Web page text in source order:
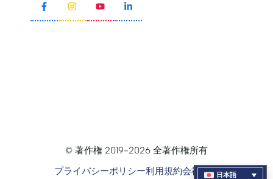
© 著作権 2019-2026 全著作権所有
プライバシーポリシー利用規約会社概要日本語